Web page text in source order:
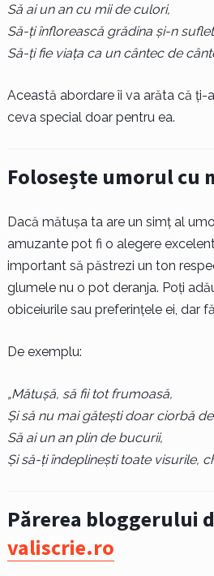
Să ai un an cu mii de culori,
Să-ți înflorească grădina și-n
Să-ți fie viața ca un cântec de
Această abordare îi va arăta că ți-
ceva special doar pentru ea.
Folosește umorul cu
Dacă mătușa ta are un simț al
amuzante pot fi o alegere
important să păstrezi un ton
glumele nu o pot deranja. Poți
obiceiurile sau preferințele ei, dar
De exemplu:
„Mătușă, să fii tot frumoasă,
Și să nu mai gătești doar ciorbă
Să ai un an plin de bucurii,
Și să-ți îndeplinești toate visurile,
Părerea bloggerului
valiscrie.ro